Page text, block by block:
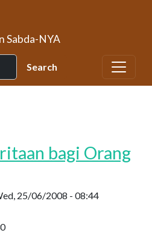
Sabda-NYA
bagi Orang
25/06/2008 - 08:44